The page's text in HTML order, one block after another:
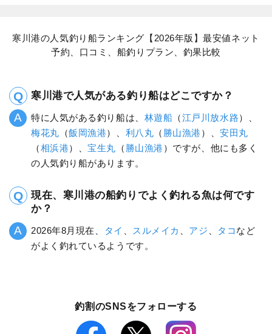
寒川港の人気釣り船ランキング【2026年版】最安値ネット
予約、口コミ、船釣りプラン、釣果比較
寒川港で人気がある釣り船はどこですか？
特に人気がある釣り船は、 林遊船 （江戸川放水路）、
梅花丸 （飯岡漁港）、 利八丸 （ 勝山漁港 ）、安田丸
（相浜港）、宝生丸 （ 勝山漁港 ）ですが、他にも多く
の人気釣り船があります。
現在、寒川港の船釣りでよく釣れる魚は何です
か？
2026年8月現在、 タイ スルメイカ アジ タコ など
がよく釣れているようです。
釣割のSNSをフォローする